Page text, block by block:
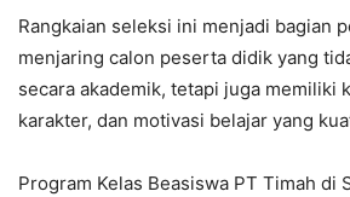
Rangkaian seleksi ini menjadi bagian
menjaring calon peserta didik yang
secara akademik, tetapi juga memiliki
karakter, dan motivasi belajar yang
Program Kelas Beasiswa PT Timah di